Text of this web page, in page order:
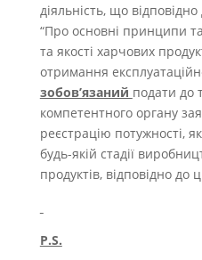
діяльність, що
“Про основні принципи
та якості харчових
отримання
зобов’язаний подати до
компетентного органу
реєстрацію потужності,
будь-якій стадії
продуктів, відповідно до
P.S.